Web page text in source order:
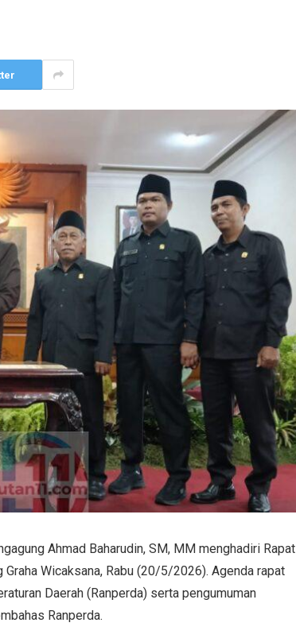
Ahmad Baharudin, SM, MM menghadiri Rapat
Wicaksana, Rabu (20/5/2026). Agenda rapat
Daerah (Ranperda) serta pengumuman
Ranperda.